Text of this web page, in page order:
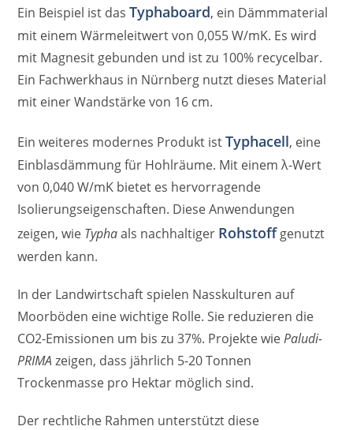
Ein Beispiel ist dasTyphaboard, ein Dämmmaterial
mit einem Wärmeleitwert von 0,055 W/mK. Es wird
mit Magnesit gebunden und ist zu 100% recycelbar.
Ein Fachwerkhaus in Nürnberg nutzt dieses Material
mit einer Wandstärke von 16 cm.
Ein weiteres modernes Produkt istTyphacell, eine
Einblasdämmung für Hohlräume. Mit einem λ-Wert
von 0,040 W/mK bietet es hervorragende
Isolierungseigenschaften. Diese Anwendungen
zeigen, wie Typhaals nachhaltiger Rohstoffgenutzt
werden kann.
In der Landwirtschaft spielen Nasskulturen auf
Moorböden eine wichtige Rolle. Sie reduzieren die
CO2-Emissionen um bis zu 37%. Projekte wiePaludi-
PRIMA zeigen, dass jährlich 5-20 Tonnen
Trockenmasse pro Hektar möglich sind.
Der rechtliche Rahmen unterstützt diese